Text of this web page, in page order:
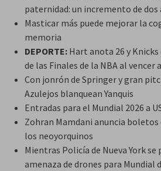
paternidad: un incremento de dos
Masticar más puede mejorar la
memoria
DEPORTE:Hart anota 26 y Knicks
de las Finales de la NBA al vencer
Con jonrón de Springer y gran
Azulejos blanquean Yanquis
Entradas para el Mundial 2026 a
Zohran Mamdani anuncia boletos
los neoyorquinos
Mientras Policía de Nueva York
amenaza de drones para Mundial